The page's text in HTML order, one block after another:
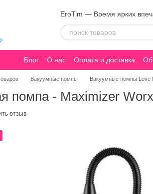
контенту
EroTim — Время ярких
Блог О нас Оплата и доставка
Конфиденциальность
Вакуумные помпы Вакуумные помпы
помпа - Maximizer
отзыв